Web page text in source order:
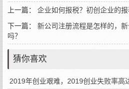
上一篇： 企业如何报税？初创企业的报
下一篇： 新公司注册流程是怎样的，
吗？
猜你喜欢
2019年创业艰难，2019创业失败率高